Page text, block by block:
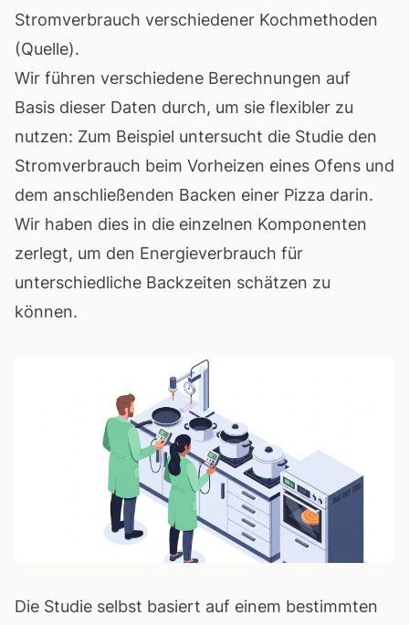
Stromverbrauch verschiedener Kochmethoden
(Quelle).
Wir führen verschiedene Berechnungen auf
Basis dieser Daten durch, um sie flexibler zu
nutzen: Zum Beispiel untersucht die Studie den
Stromverbrauch beim Vorheizen eines Ofens und
dem anschließenden Backen einer Pizza darin.
Wir haben dies in die einzelnen Komponenten
zerlegt, um den Energieverbrauch für
unterschiedliche Backzeiten schätzen zu
können.
Die Studie selbst basiert auf einem bestimmten